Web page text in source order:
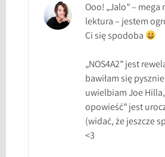
Ooo! „Jalo” –
lektura – jestem
Ci się spodoba
„NOS4A2” jest
bawiłam się
uwielbiam Joe
opowieść” jest
(widać, że jeszcze
<3